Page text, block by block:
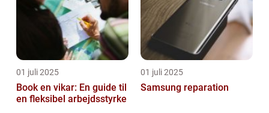
01 juli 2025
Book en vikar: En guide til
en fleksibel arbejdsstyrke
01 juli 2025
Samsung reparation